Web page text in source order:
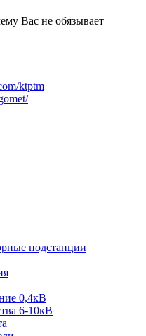
Вас не обязывает
ktptm
подстанции
0,4кВ
6-10кВ